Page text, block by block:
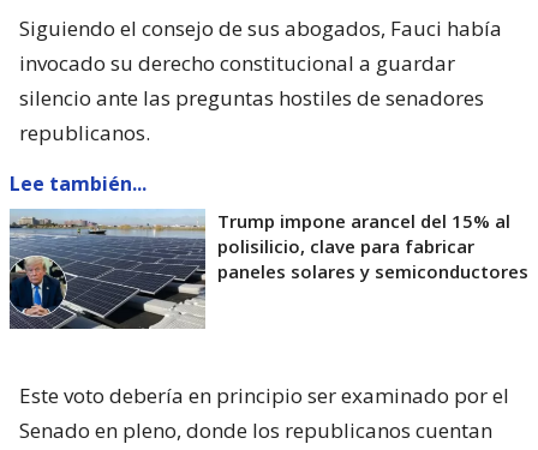
Siguiendo el consejo de sus abogados, Fauci había
invocado su derecho constitucional a guardar
silencio ante las preguntas hostiles de senadores
republicanos.
Lee también...
Trump impone arancel del 15% al
polisilicio, clave para fabricar
paneles solares y semiconductores
Este voto debería en principio ser examinado por el
Senado en pleno, donde los republicanos cuentan